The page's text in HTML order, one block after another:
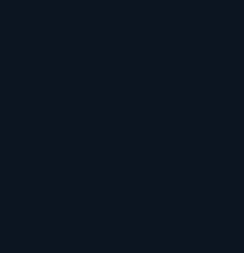
telefonu 62 735-51-05 lub